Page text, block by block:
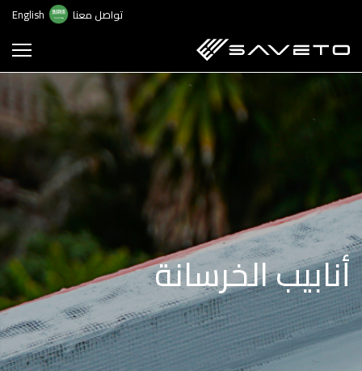
تواصل معنا English
أنابيب الخرسانة